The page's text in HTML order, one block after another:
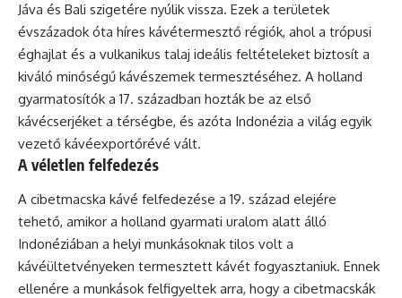
Jáva és Bali szigetére nyúlik vissza. Ezek a területek
évszázadok óta híres kávétermesztő régiók, ahol a trópusi
éghajlat és a vulkanikus talaj ideális feltételeket biztosít a
kiváló minőségű kávészemek termesztéséhez. A holland
gyarmatosítók a 17. században hozták be az első
kávécserjéket a térségbe, és azóta Indonézia a világ egyik
vezető kávéexportőrévé vált.
A véletlen felfedezés
A cibetmacska kávé felfedezése a 19. század elejére
tehető, amikor a holland gyarmati uralom alatt álló
Indonéziában a helyi munkásoknak tilos volt a
kávéültetvényeken termesztett kávét fogyasztaniuk. Ennek
ellenére a munkások felfigyeltek arra, hogy a cibetmacskák